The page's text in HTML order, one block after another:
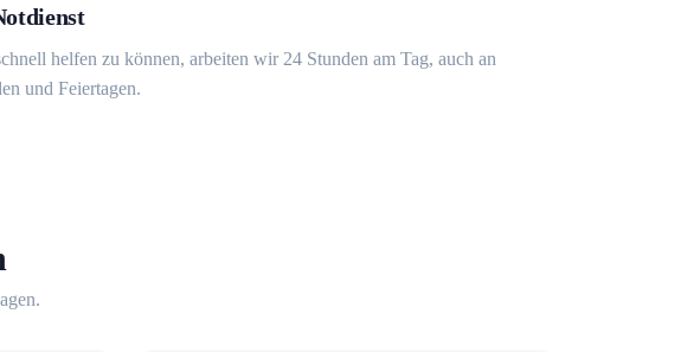
helfen zu können, arbeiten wir 24 Stunden am Tag, auch an
und Feiertagen.